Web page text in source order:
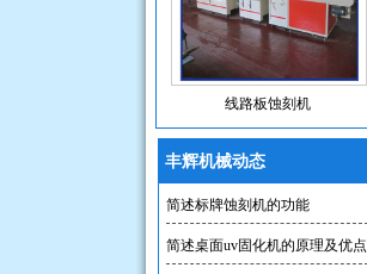
线路板蚀刻机
丰辉机械动态
简述标牌蚀刻机的功能
简述桌面uv固化机的原理及优点